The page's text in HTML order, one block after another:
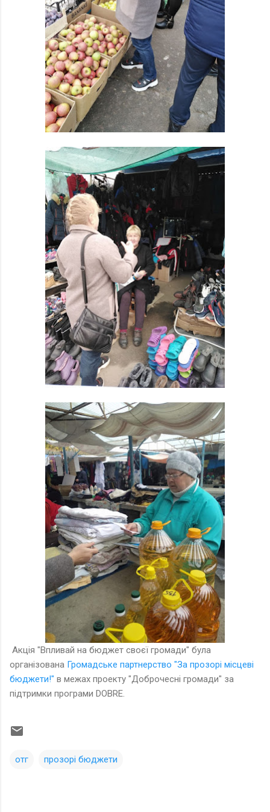
Акція "Впливай на бюджет своєї громади" була
організована Громадське партнерство "За прозорі місцеві
бюджети!" в межах проекту "Доброчесні громади" за
підтримки програми DOBRE.
отг прозорі бюджети